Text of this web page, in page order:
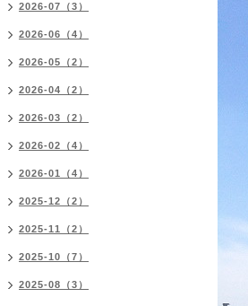
2026-07（3）
2026-06（4）
2026-05（2）
2026-04（2）
2026-03（2）
2026-02（4）
2026-01（4）
2025-12（2）
2025-11（2）
2025-10（7）
2025-08（3）